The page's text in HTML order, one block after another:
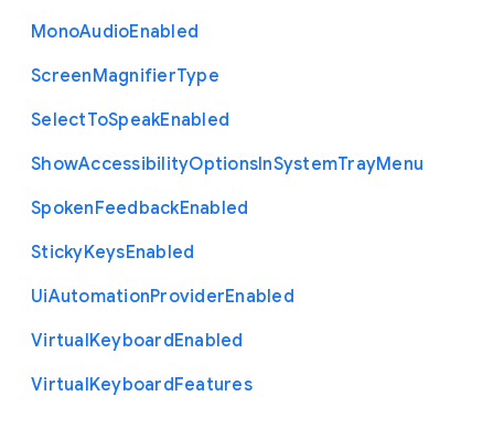
MonoAudioEnabled
ScreenMagnifierType
SelectToSpeakEnabled
ShowAccessibilityOptionsInSystemTrayMenu
SpokenFeedbackEnabled
StickyKeysEnabled
UiAutomationProviderEnabled
VirtualKeyboardEnabled
VirtualKeyboardFeatures